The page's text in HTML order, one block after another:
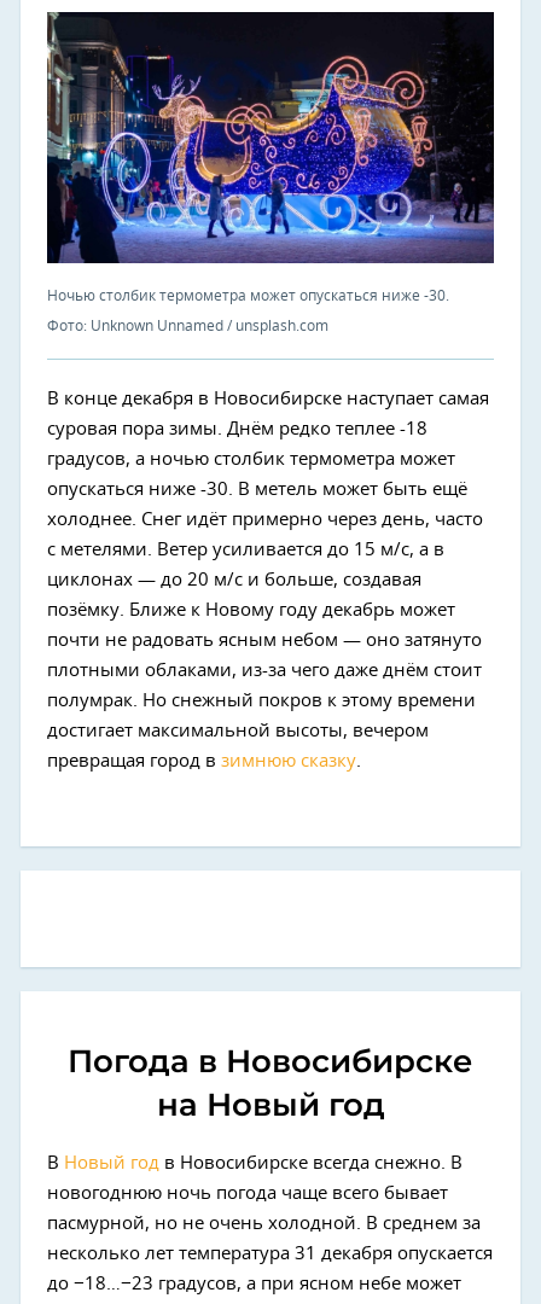
Ночью столбик термометра может опускаться ниже -30.
Фото: Unknown Unnamed / unsplash.com
В конце декабря в Новосибирске наступает самая
суровая пора зимы. Днём редко теплее -18
градусов, а ночью столбик термометра может
опускаться ниже -30. В метель может быть ещё
холоднее. Снег идёт примерно через день, часто
с метелями. Ветер усиливается до 15 м/с, а в
циклонах — до 20 м/с и больше, создавая
позёмку. Ближе к Новому году декабрь может
почти не радовать ясным небом — оно затянуто
плотными облаками, из-за чего даже днём стоит
полумрак. Но снежный покров к этому времени
достигает максимальной высоты, вечером
превращая город в зимнюю сказку.
Погода в Новосибирске
на Новый год
В Новый год в Новосибирске всегда снежно. В
новогоднюю ночь погода чаще всего бывает
пасмурной, но не очень холодной. В среднем за
несколько лет температура 31 декабря опускается
до −18…−23 градусов, а при ясном небе может